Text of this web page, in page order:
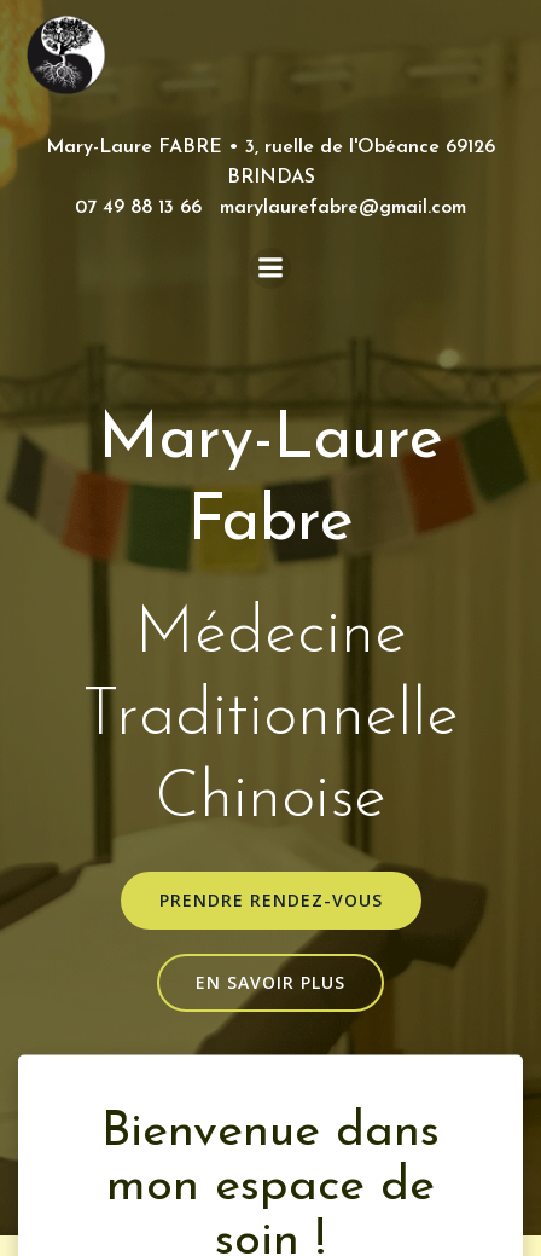
Mary-Laure FABRE • 3, ruelle de l'Obéance 69126
BRINDAS
07 49 88 13 66 marylaurefabre@gmail.com
Mary-Laure
Fabre
Médecine
Traditionnelle
Chinoise
PRENDRE RENDEZ-VOUS
EN SAVOIR PLUS
Bienvenue dans
mon espace de
soin !